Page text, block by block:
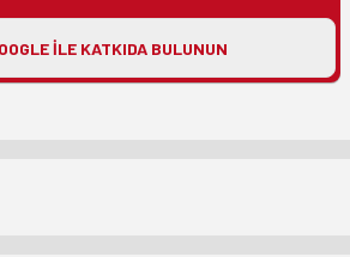
ILE KATKIDA BULUNUN